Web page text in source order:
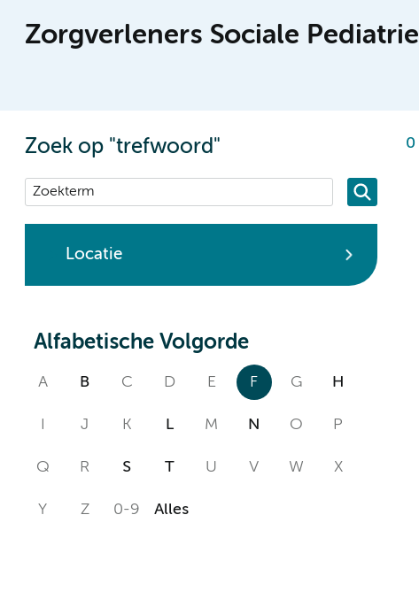
Zorgverleners Sociale Pediatrie
Zoek op "trefwoord"
Locatie
Alfabetische Volgorde
A B C D E F G H
J K L M N O P
Q R S T U V W X
Y Z 0-9 Alles
0